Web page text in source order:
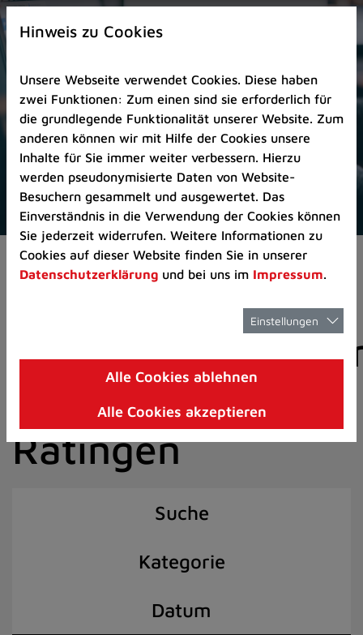
Zur
Startseite
Zum
Seitenanfang
springen
(Schnelltaste
A)
Zur
Navigation/Menü
springen
(Schnelltaste
M)
Zur
8)
I)
Aktuelles Pressemitteilungen
der Stadt
Ratingen
Suche
Kategorie
Datum
Hinweis zu Cookies
Unsere Webseite verwendet Cookies. Diese haben
zwei Funktionen: Zum einen sind sie erforderlich für
die grundlegende Funktionalität unserer Website. Zum
anderen können wir mit Hilfe der Cookies unsere
Inhalte für Sie immer weiter verbessern. Hierzu
werden pseudonymisierte Daten von Website-
Besuchern gesammelt und ausgewertet. Das
Einverständnis in die Verwendung der Cookies können
Sie jederzeit widerrufen. Weitere Informationen zu
Cookies auf dieser Website finden Sie in unserer
Datenschutzerklärung und bei uns im Impressum.
Einstellungen
Alle Cookies ablehnen
Alle Cookies akzeptieren